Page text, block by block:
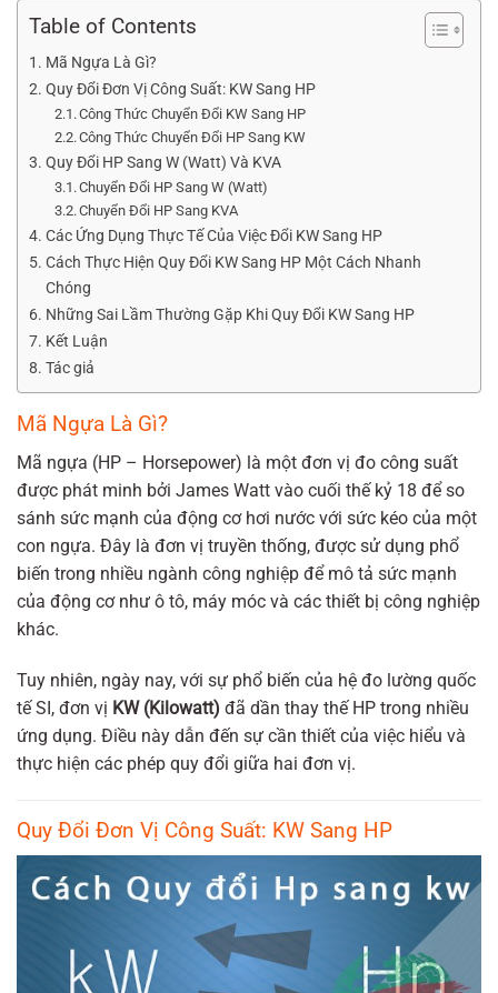
Table of Contents
Mã Ngựa Là Gì?
Quy Đổi Đơn Vị Công Suất: KW Sang HP
Công Thức Chuyển Đổi KW Sang HP
Công Thức Chuyển Đổi HP Sang KW
Quy Đổi HP Sang W (Watt) Và KVA
Chuyển Đổi HP Sang W (Watt)
Chuyển Đổi HP Sang KVA
Các Ứng Dụng Thực Tế Của Việc Đổi KW Sang HP
Cách Thực Hiện Quy Đổi KW Sang HP Một Cách Nhanh
Chóng
Những Sai Lầm Thường Gặp Khi Quy Đổi KW Sang HP
Kết Luận
Tác giả
Mã Ngựa Là Gì?
Mã ngựa (HP – Horsepower) là một đơn vị đo công suất
được phát minh bởi James Watt vào cuối thế kỷ 18 để so
sánh sức mạnh của động cơ hơi nước với sức kéo của một
con ngựa. Đây là đơn vị truyền thống, được sử dụng phổ
biến trong nhiều ngành công nghiệp để mô tả sức mạnh
của động cơ như ô tô, máy móc và các thiết bị công nghiệp
khác.
Tuy nhiên, ngày nay, với sự phổ biến của hệ đo lường quốc
tế SI, đơn vị KW (Kilowatt) đã dần thay thế HP trong nhiều
ứng dụng. Điều này dẫn đến sự cần thiết của việc hiểu và
thực hiện các phép quy đổi giữa hai đơn vị.
Quy Đổi Đơn Vị Công Suất: KW Sang HP